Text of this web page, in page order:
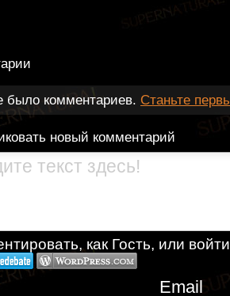
было комментариев. Станьте
новый комментарий
как Гость, или
Email